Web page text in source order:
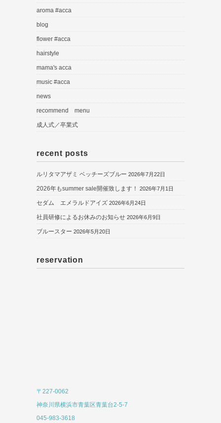
aroma #acca
blog
flower #acca
hairstyle
mama's acca
music #acca
news
recommend menu
成人式／卒業式
recent posts
ルリタマアザミ ベッチーズブルー 2026年7月22日
2026年もsummer sale開催致します！ 2026年7月1日
セダム エメラルドアイズ 2026年6月24日
社員研修によるお休みのお知らせ 2026年6月9日
ブルースター 2026年5月20日
reservation
〒227-0062
神奈川県横浜市青葉区青葉台2-5-7
045-983-3618